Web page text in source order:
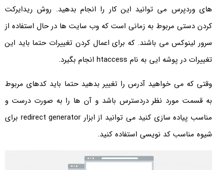
های وردپرس می توانید این کار را انجام بدهید. روش ریدایرکت
کردن دستی مربوط به زمانی است که وب سایت ها در حال استفاده از
سرور لینوکس می باشند. که برای اعمال کردن تغییرات حتما باید این
تغییرات در پوشه ایی به نام htaccess انجام بگیرد.
وقتی که می خواهید آدرس را تغییر بدهید حتما باید کدهای مربوط
به قسمت مورد نظر دردسترس باشد و آن ها را به صورت درست و
مناسب پیاده سازی کنید می توانید از ابزار redirect generator برای
شیوه مناسب کد نویسی استفاده کنید.